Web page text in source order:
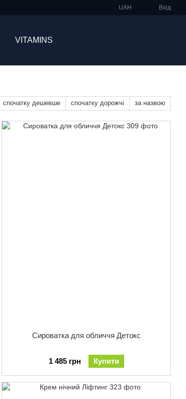
UAH Вхід
VITAMINS
спочатку дешевше спочатку дорожчі за назвою
Сироватка для обличчя Детокс
1 485 грн Купити